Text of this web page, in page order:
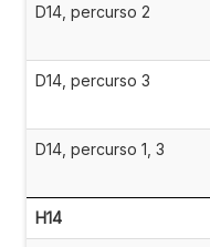
D14, percurso 2
D14, percurso 3
D14, percurso 1, 3
H14